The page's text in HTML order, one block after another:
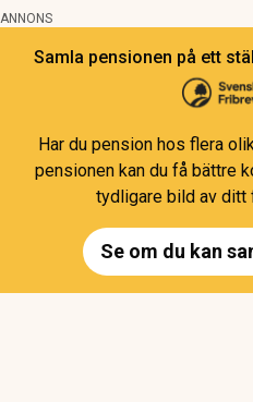
ANNONS
Samla pensionen på ett
Har du pension hos flera
pensionen kan du få bättre
tydligare bild av ditt
Se om du kan